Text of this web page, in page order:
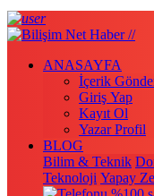
ANASAYFA
İçerik
Giriş Yap
Kayıt Ol
Yazar Profil
BLOG
Bilim & Teknik
Teknoloji Yapay